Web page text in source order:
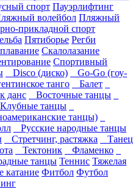
спорт Пауэрлифтинг
волейбол Пляжный
прикладной спорт
Пятиборье Регби
Скалолазание
Спортивный
Disco (диско)
Go-Go (гоу-
танго
Балет
данс
Восточные танцы
танцы
танцы)
Русские народные танцы
Стретчинг, растяжка
Танец
Тектоник
Фламенко
танцы Теннис Тяжелая
катание Фитбол Футбол